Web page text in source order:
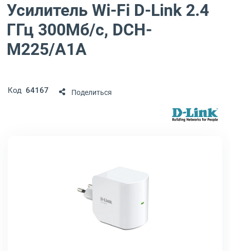
Усилитель Wi-Fi D-Link 2.4
ГГц 300Мб/с, DCH-
M225/A1A
Код 64167 Поделиться